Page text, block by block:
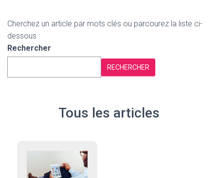
Cherchez un article par mots clés ou parcourez la liste ci-
dessous :
Rechercher
RECHERCHER
Tous les articles